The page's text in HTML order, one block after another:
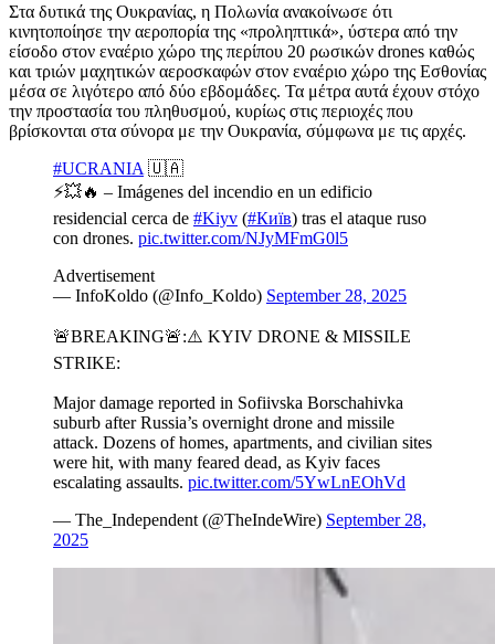
Στα δυτικά της Ουκρανίας, η Πολωνία ανακοίνωσε ότι
κινητοποίησε την αεροπορία της «προληπτικά», ύστερα από την
είσοδο στον εναέριο χώρο της περίπου 20 ρωσικών drones καθώς
και τριών μαχητικών αεροσκαφών στον εναέριο χώρο της Εσθονίας
μέσα σε λιγότερο από δύο εβδομάδες. Τα μέτρα αυτά έχουν στόχο
την προστασία του πληθυσμού, κυρίως στις περιοχές που
βρίσκονται στα σύνορα με την Ουκρανία, σύμφωνα με τις αρχές.
#UCRANIA 🇺🇦
⚡️💥🔥 – Imágenes del incendio en un edificio
residencial cerca de #Kiyv (#Київ) tras el ataque ruso
con drones. pic.twitter.com/NJyMFmG0l5
Advertisement
— InfoKoldo (@Info_Koldo) September 28, 2025
🚨BREAKING🚨:⚠️ KYIV DRONE & MISSILE
STRIKE:
Major damage reported in Sofiivska Borschahivka
suburb after Russia’s overnight drone and missile
attack. Dozens of homes, apartments, and civilian sites
were hit, with many feared dead, as Kyiv faces
escalating assaults. pic.twitter.com/5YwLnEOhVd
— The_Independent (@TheIndeWire) September 28,
2025